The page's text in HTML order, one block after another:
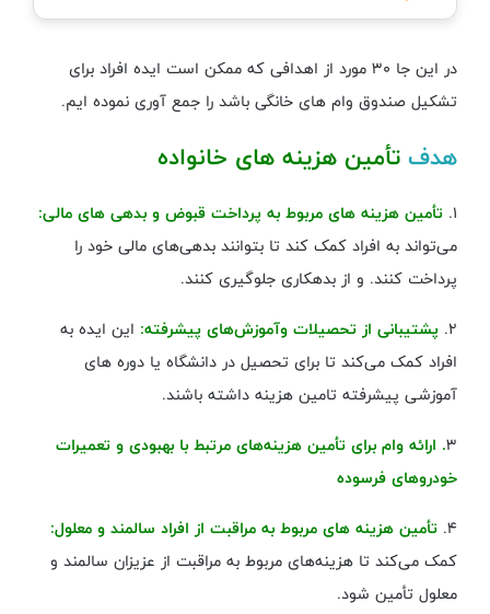
در این جا ۳۰ مورد از اهدافی که ممکن است ایده افراد برای
تشکیل صندوق وام های خانگی باشد را جمع آوری نموده ایم.
هدفتأمین هزینه های خانواده
۱. تأمین هزینه‌ های مربوط به پرداخت قبوض و بدهی‌ های مالی:
می‌تواند به افراد کمک کند تا بتوانند بدهی‌های مالی خود را
پرداخت کنند. و از بدهکاری جلوگیری کنند.
۲. پشتیبانی از تحصیلات وآموزش‌های پیشرفته: این ایده به
افراد کمک می‌کند تا برای تحصیل در دانشگاه یا دوره ‌های
آموزشی پیشرفته تامین هزینه داشته باشند.
۳. ارائه وام برای تأمین هزینه‌های مرتبط با بهبودی و تعمیرات
خودروهای فرسوده
۴. تأمین هزینه ‌های مربوط به مراقبت از افراد سالمند و معلول:
کمک می‌کند تا هزینه‌های مربوط به مراقبت از عزیزان سالمند و
معلول تأمین شود.